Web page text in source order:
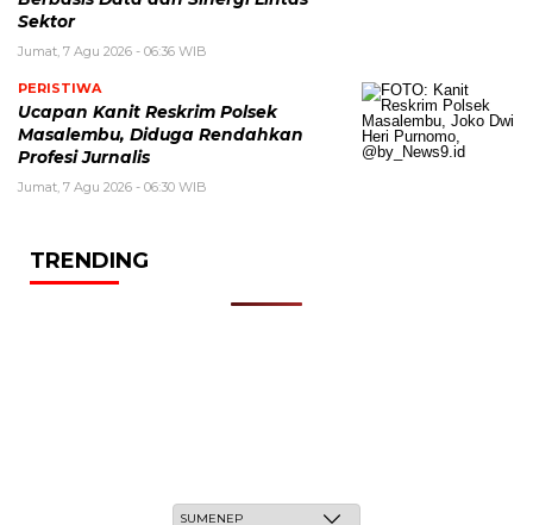
Sektor
Jumat, 7 Agu 2026 - 06:36 WIB
PERISTIWA
Ucapan Kanit Reskrim Polsek
Masalembu, Diduga Rendahkan
Profesi Jurnalis
Jumat, 7 Agu 2026 - 06:30 WIB
TRENDING